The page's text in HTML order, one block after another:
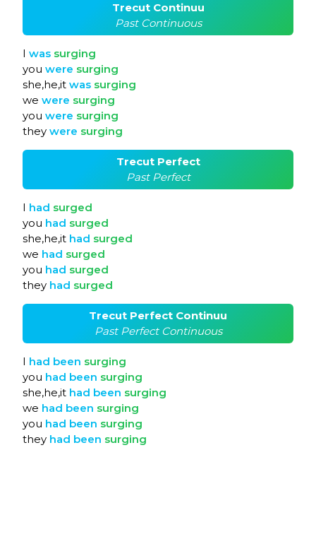
Trecut Continuu
Past Continuous
I was surging
you were surging
she,he,it was surging
we were surging
you were surging
they were surging
Trecut Perfect
Past Perfect
I had surged
you had surged
she,he,it had surged
we had surged
you had surged
they had surged
Trecut Perfect Continuu
Past Perfect Continuous
I had been surging
you had been surging
she,he,it had been surging
we had been surging
you had been surging
they had been surging